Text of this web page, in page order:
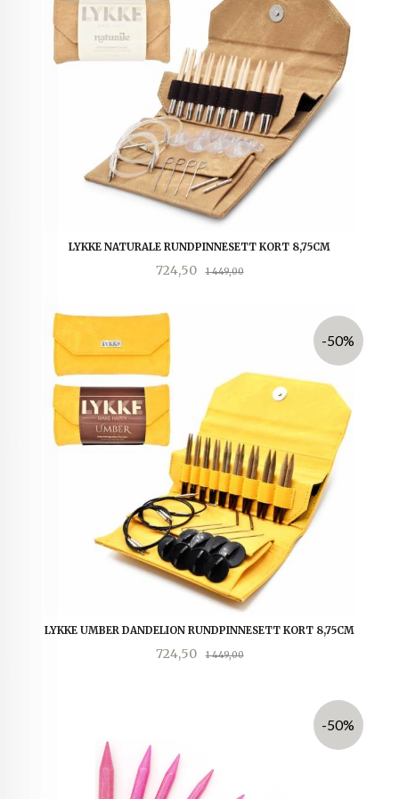
LYKKE NATURALE RUNDPINNESETT KORT 8,75CM
Tilbud
724,50 1 449,00Rabatt
LYKKE UMBER DANDELION RUNDPINNESETT KORT 8,75CM
Tilbud
724,50 1 449,00Rabatt
-50%
-50%